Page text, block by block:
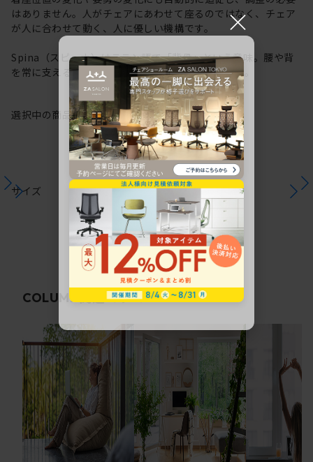
はありません。人がチェアにあわせて座るのではなく、チェア
が人に合わせて動く、人に優しい機構です。
Spina（スピーナ）はラテン語で「背骨」という意味。腰や背
を常に支える機構から、その名が付けられています。
選択中の商品情報保証注意事項
サイズ
COLUMN 関連コラム
×